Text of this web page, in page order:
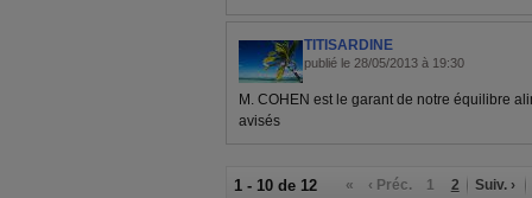
TITISARDINE
publié le 28/05/2013 à 19:30
M. COHEN est le garant de notre équilibre
avisés
1 - 10 de 12 « ‹ Préc. 1 2 Suiv. ›